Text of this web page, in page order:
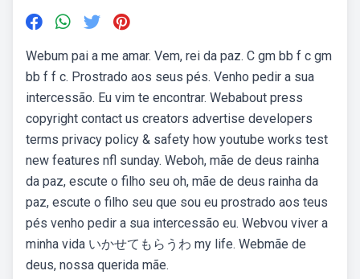
Webum pai a me amar. Vem, rei da paz. C gm bb f c gm
bb f f c. Prostrado aos seus pés. Venho pedir a sua
intercessão. Eu vim te encontrar. Webabout press
copyright contact us creators advertise developers
terms privacy policy & safety how youtube works test
new features nfl sunday. Weboh, mãe de deus rainha
da paz, escute o filho seu oh, mãe de deus rainha da
paz, escute o filho seu que sou eu prostrado aos teus
pés venho pedir a sua intercessão eu. Webvou viver a
minha vida いかせてもらうわ my life. Webmãe de
deus, nossa querida mãe.